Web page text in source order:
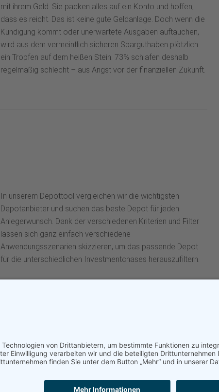
mit ihrem Geld. Sie packen alles auf ein Konto und hoffen,
dass es reicht. Das ist keine gute Geldanlage. Doch wenn die
Kündigung kommt oder unerwartete Ausgaben auftauchen,
wird aus dem vermeintlich sicheren Sparguthaben plötzlich
ein Tropfen auf dem heißen Stein. 73% schlafen deshalb
regelmäßig schlecht – aus Angst vor der finanziellen Zukunft.
In unserem Depottool vergleichen wir die wichtigsten
Depotanbieter und suchen das beste Depot für jeden
Anlegerwunsch. Dank der verschiedenen Kriterien und Filter
lassen sich ganz einfach verschiedene
Anwendungsszenarien skizzieren, um das passende Depot
für die unterschiedlichen Investmentchases herauszufiltern.